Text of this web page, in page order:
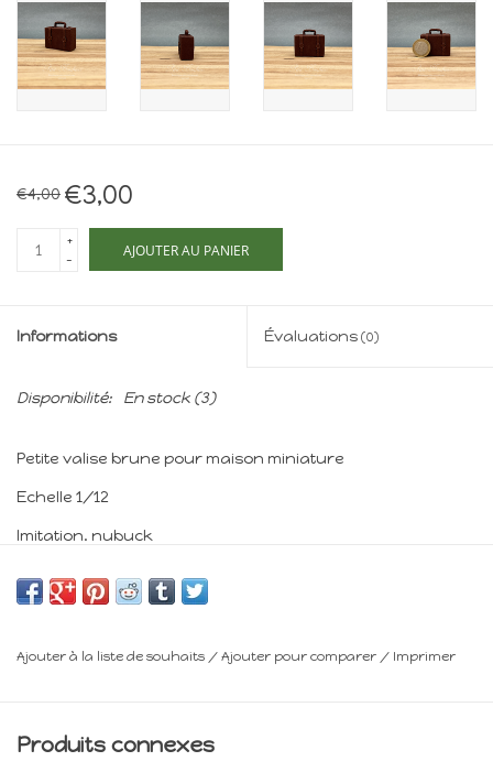
Maison de souris
miniature - The Mouse
€4,00 €3,00
+
-
AJOUTER AU PANIER
Informations Évaluations (0)
Disponibilité: En stock (3)
Petite valise brune pour maison miniature
Echelle 1/12
Imitation. nubuck
L : 3,5 cm
P 1,5 cm
Ajouter à la liste de souhaits / Ajouter pour comparer / Imprimer
Produits connexes